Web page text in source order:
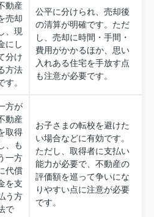
動産
売却
、現
にし
分け
方法
す。
公平に分けられ、売却後
の清算が明確です。ただ
し、売却に時間・手間・
費用がかかるほか、思い
入れある住宅を手放す点
も注意が必要です。
方が
動産
取得
、も
一方
代償
を支
う方
で
お子さまの転校を避けた
い場合などに有効です。
ただし、取得者に支払い
能力が必要で、不動産の
評価額を巡って争いにな
りやすい点に注意が必要
です。